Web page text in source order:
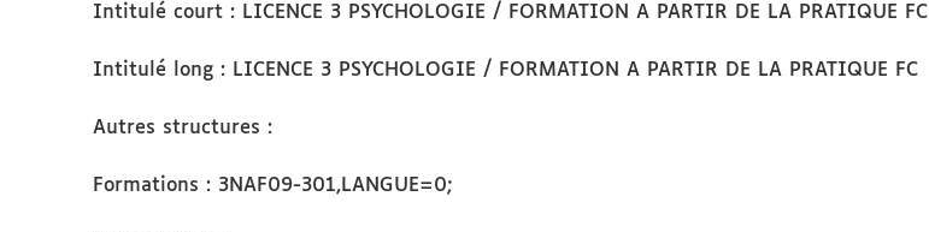
Intitulé court : LICENCE 3 PSYCHOLOGIE / FORMATION A PARTIR DE LA PRATIQUE FC
Intitulé long : LICENCE 3 PSYCHOLOGIE / FORMATION A PARTIR DE LA PRATIQUE FC
Autres structures :
Formations : 3NAF09-301,LANGUE=0;